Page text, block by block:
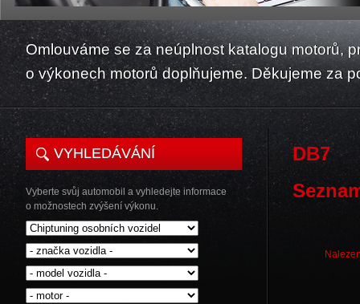
Omlouváme se za neúplnost katalogu motorů,
o výkonech motorů doplňujeme. Děkujeme za
VYHLEDÁVÁNÍ
Vyberte svůj automobil a vyhledejte informace
o možnostech zvýšení výkonu.
DB7